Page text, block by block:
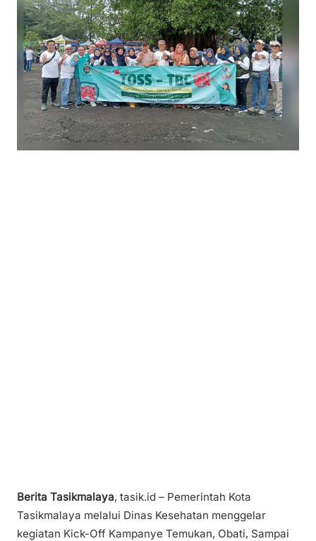
Berita Tasikmalaya, tasik.id – Pemerintah Kota
Tasikmalaya melalui Dinas Kesehatan menggelar
kegiatan Kick-Off Kampanye Temukan, Obati, Sampai